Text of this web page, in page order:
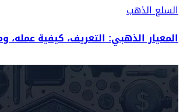
السلعالذهب
المعيار الذهبي: التعريف، كيفية عمله،